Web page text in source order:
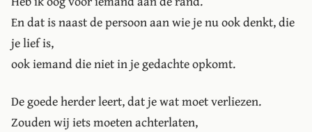
En dat is naast de persoon aan wie je nu ook denkt, die
je lief is,
ook iemand die niet in je gedachte opkomt.
De goede herder leert, dat je wat moet verliezen.
Zouden wij iets moeten achterlaten,